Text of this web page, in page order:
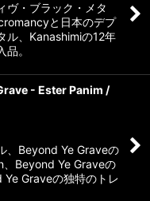
ヴ・ブラック・メタ
と日本のデプ
ル、Kanashimiの12年
。
- Ester Panim /
、Beyond Ye Graveの
Beyond Ye Graveの
Graveの独特のトレ